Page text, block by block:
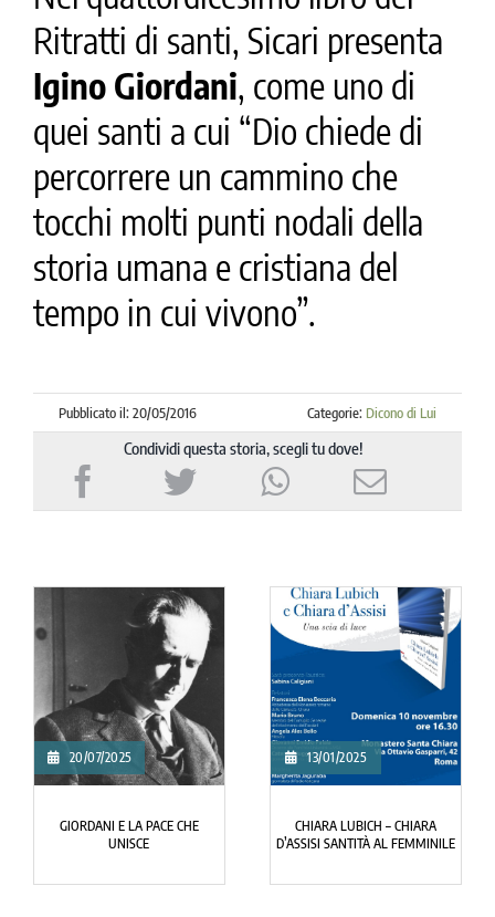
Ritratti di santi, Sicari presenta
Igino Giordani, come uno di
quei santi a cui “Dio chiede di
percorrere un cammino che
tocchi molti punti nodali della
storia umana e cristiana del
tempo in cui vivono”.
Pubblicato il: 20/05/2016 Categorie: Dicono di Lui
Condividi questa storia, scegli tu dove!
20/07/2025
GIORDANI E LA PACE CHE
UNISCE
13/01/2025
CHIARA LUBICH – CHIARA
D’ASSISI SANTITÀ AL FEMMINILE